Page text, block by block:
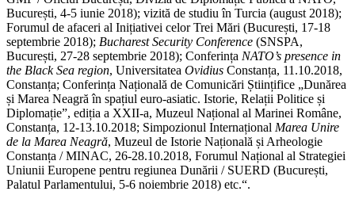
București, 4-5 iunie 2018); vizită de studiu în Turcia (august 2018);
Forumul de afaceri al Inițiativei celor Trei Mări (București, 17-18
septembrie 2018); Bucharest Security Conference (SNSPA,
București, 27-28 septembrie 2018); Conferința NATO’s presence in
the Black Sea region, Universitatea Ovidius Constanța, 11.10.2018,
Constanța; Conferința Națională de Comunicări Științifice „Dunărea
și Marea Neagră în spațiul euro-asiatic. Istorie, Relații Politice și
Diplomație”, ediția a XXII-a, Muzeul Național al Marinei Române,
Constanța, 12-13.10.2018; Simpozionul Internațional Marea Unire
de la Marea Neagră, Muzeul de Istorie Națională și Arheologie
Constanța / MINAC, 26-28.10.2018, Forumul Național al Strategiei
Uniunii Europene pentru regiunea Dunării / SUERD (București,
Palatul Parlamentului, 5-6 noiembrie 2018) etc.“.